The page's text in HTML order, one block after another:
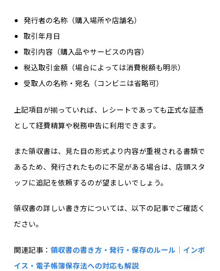
発行者の名称（購入場所や店舗名）
取引年月日
取引内容（購入品やサービスの内容）
税込取引金額（場合によっては消費税額も明示）
受取人の名称・宛名（コンビニは省略可）
上記項目が揃っていれば、レシートであっても正式な証憑
として経費精算や税務申告に利用できます。
また領収書は、見た目の形式より内容が重視される書類で
あるため、発行されたものに不足がある場合は、店頭スタ
ッフに追記を依頼するのが望ましいでしょう。
領収書の詳しい書き方については、以下の記事でご確認く
ださい。
関連記事： 領収書の書き方・発行・保存のルール｜インボ
イス・電子帳簿保存法への対応も解説